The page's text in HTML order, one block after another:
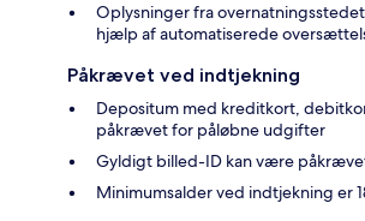
Oplysninger fra
hjælp af automatiserede
Påkrævet ved indtjekning
Depositum med kreditkort,
påkrævet for påløbne udgifter
Gyldigt billed-ID kan være
Minimumsalder ved indtjekning er